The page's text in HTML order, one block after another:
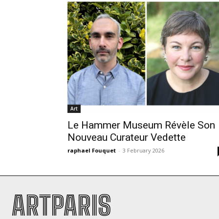
Art
Le Hammer Museum Révèle Son
Nouveau Curateur Vedette
raphael Fouquet - 3 February 2026
ARTPARIS